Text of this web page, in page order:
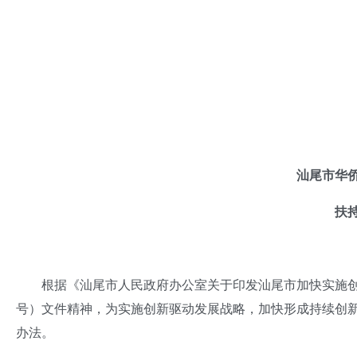
汕尾市华
扶
根据《汕尾市人民政府办公室关于印发汕尾市加快实施
号）文件精神，为实施创新驱动发展战略，加快形成持续
办法。